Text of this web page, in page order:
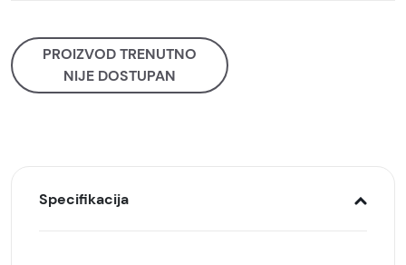
PROIZVOD TRENUTNO
NIJE DOSTUPAN
Specifikacija